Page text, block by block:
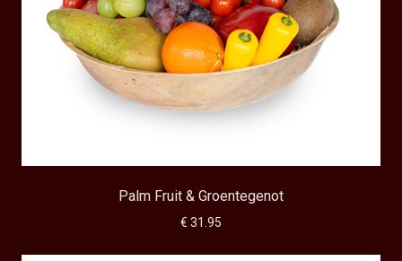
Palm Fruit & Groentegenot
€ 31.95